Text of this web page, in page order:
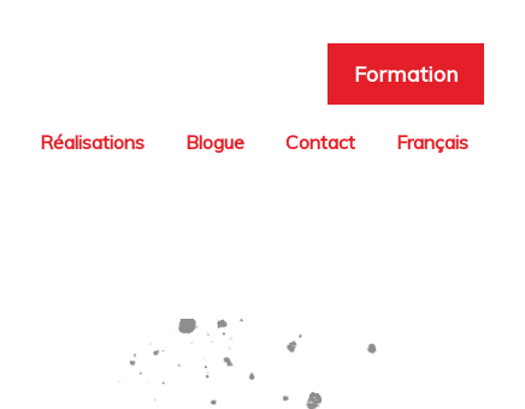
Formation
Réalisations Blogue Contact Français